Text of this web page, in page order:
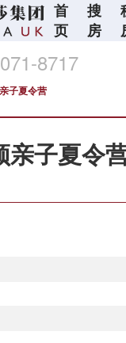
首
页
搜
房
8717
子夏令营
亲子夏令